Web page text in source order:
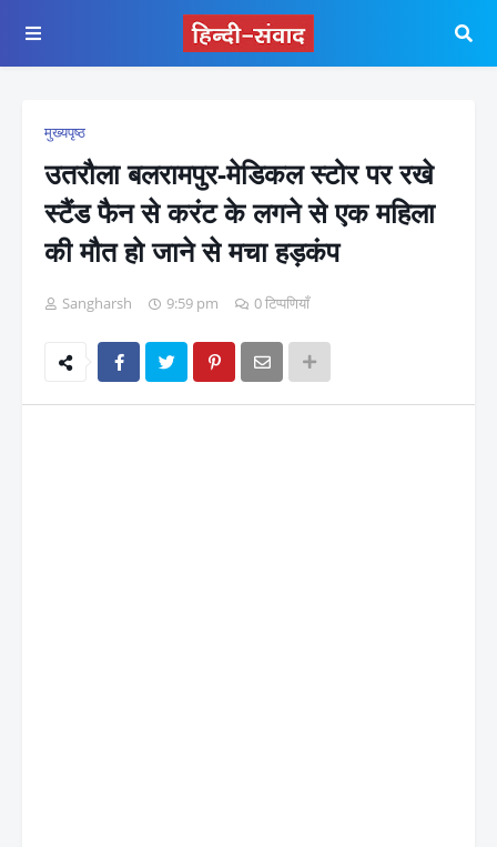
मुख्यपृष्ठ
उतरौला बलरामपुर-मेडिकल स्टोर पर रखे
स्टैंड फैन से करंट के लगने से एक महिला
की मौत हो जाने से मचा हड़कंप
Sangharsh 9:59 pm 0 टिप्पणियाँ